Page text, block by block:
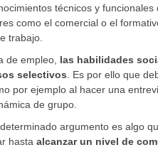
técnicos y
como el comercial o el
trabajo.
de empleo, las habilidades
selectivos. Es por ello que
por ejemplo al hacer una
de grupo.
argumento es algo
hasta alcanzar un nivel de